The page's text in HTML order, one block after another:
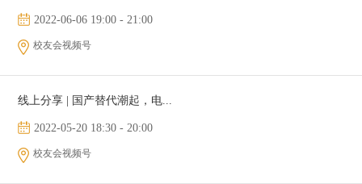
2022-06-06 19:00 - 21:00
校友会视频号
线上分享 | 国产替代潮起，电...
2022-05-20 18:30 - 20:00
校友会视频号